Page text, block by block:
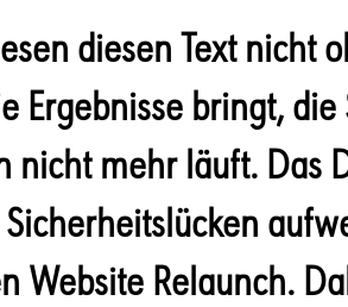
diesen Text nicht
Ergebnisse bringt,
nicht mehr läuft. Das
Website Relaunch.